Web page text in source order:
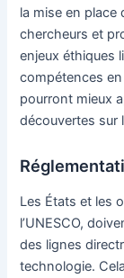
la mise en place
chercheurs et
enjeux éthiques
compétences
pourront mieux
découvertes sur
Les États et les
l’UNESCO,
des lignes
technologie.